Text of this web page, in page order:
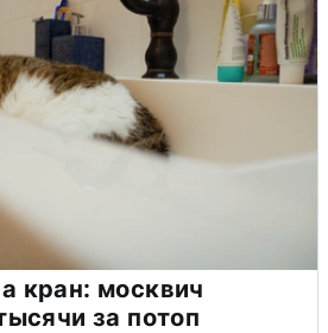
кран: москвич
за потоп